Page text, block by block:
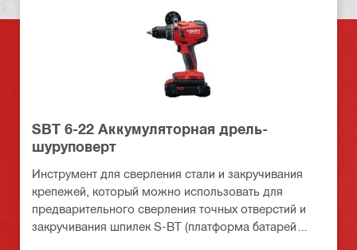
SBT 6-22 Аккумуляторная дрель-
шуруповерт
Инструмент для сверления стали и закручивания
крепежей, который можно использовать для
предварительного сверления точных отверстий и
закручивания шпилек S-BT (платформа батарей